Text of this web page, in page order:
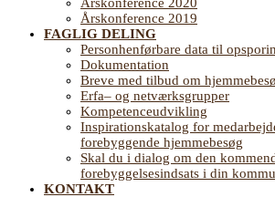
Årskonference 2019
FAGLIG DELING
Personhenførbare data til
Dokumentation
Breve med tilbud om
Erfa– og netværksgrupper
Kompetenceudvikling
Inspirationskatalog for
forebyggende hjemmebesøg
Skal du i dialog om den
forebyggelsesindsats i din
KONTAKT